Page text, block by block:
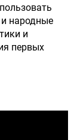
народные
и
первых